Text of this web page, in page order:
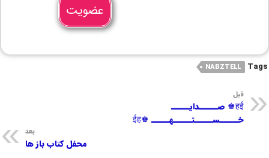
عضویت
Tags
NABZTELL
قبل
हई♚ صـــــدایـــــ
خـــــســـــتـــــهـــــ ♚ईह
بعد
محفل کتاب باز ها